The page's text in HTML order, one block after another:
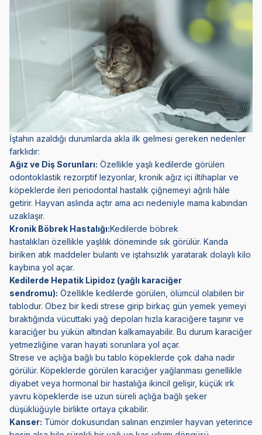
İştahın azaldığı durumlarda akla ilk gelmesi gereken nedenler
farklıdır:
Ağız ve Diş Sorunları: Özellikle yaşlı kedilerde görülen
odontoklastik rezorptif lezyonlar, kronik ağız içi iltihaplar ve
köpeklerde ileri periodontal hastalık çiğnemeyi ağrılı hâle
getirir. Hayvan aslında açtır ama acı nedeniyle mama kabından
uzaklaşır.
Kronik Böbrek Hastalığı:Kedilerde böbrek
hastalıkları özellikle yaşlılık döneminde sık görülür. Kanda
biriken atık maddeler bulantı ve iştahsızlık yaratarak dolaylı kilo
kaybına yol açar.
Kedilerde Hepatik Lipidoz (yağlı karaciğer
sendromu): Özellikle kedilerde görülen, ölümcül olabilen bir
tablodur. Obez bir kedi strese girip birkaç gün yemek yemeyi
bıraktığında vücuttaki yağ depoları hızla karaciğere taşınır ve
karaciğer bu yükün altından kalkamayabilir. Bu durum karaciğer
yetmezliğine varan hayati sorunlara yol açar.
Strese ve açlığa bağlı bu tablo köpeklerde çok daha nadir
görülür. Köpeklerde görülen karaciğer yağlanması genellikle
diyabet veya hormonal bir hastalığa ikincil gelişir, küçük ırk
yavru köpeklerde ise uzun süreli açlığa bağlı şeker
düşüklüğüyle birlikte ortaya çıkabilir.
Kanser: Tümör dokusundan salınan enzimler hayvan yeterince